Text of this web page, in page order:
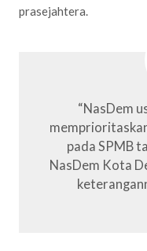
prasejahtera.
“NasDem
pada SPMB
NasDem Kota